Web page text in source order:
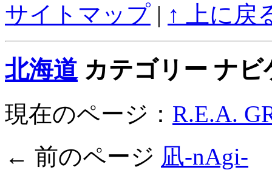
サイトマップ | ↑ 上に戻
北海道カテゴリー ナビ
現在のページ： R.E.A.
← 前のページ 凪-nAgi-